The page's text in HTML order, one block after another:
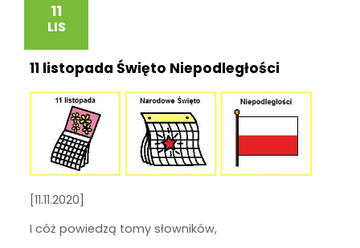
11
LIS
11 listopada Święto Niepodległości
[11.11.2020]
I cóż powiedzą tomy słowników,